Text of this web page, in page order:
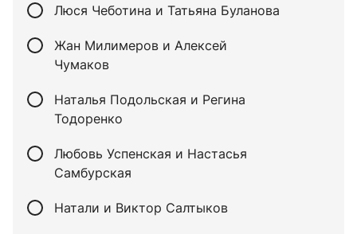
Люся Чеботина и Татьяна Буланова
Жан Милимеров и Алексей
Чумаков
Наталья Подольская и Регина
Тодоренко
Любовь Успенская и Настасья
Самбурская
Натали и Виктор Салтыков